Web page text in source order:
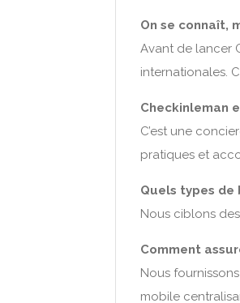
On se connaît,
Avant de lancer
internationales.
Checkinleman
C’est une
pratiques et
Quels types de
Nous ciblons
Comment
Nous
mobile